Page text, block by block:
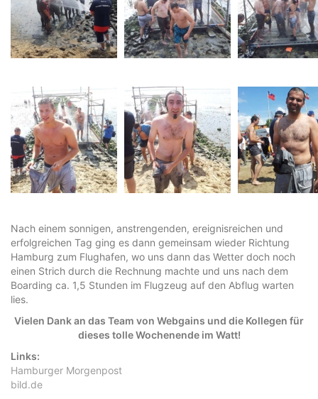
Nach einem sonnigen, anstrengenden, ereignisreichen und
erfolgreichen Tag ging es dann gemeinsam wieder Richtung
Hamburg zum Flughafen, wo uns dann das Wetter doch noch
einen Strich durch die Rechnung machte und uns nach dem
Boarding ca. 1,5 Stunden im Flugzeug auf den Abflug warten
lies.
Vielen Dank an das Team von Webgains und die Kollegen für
dieses tolle Wochenende im Watt!
Links:
Hamburger Morgenpost
bild.de